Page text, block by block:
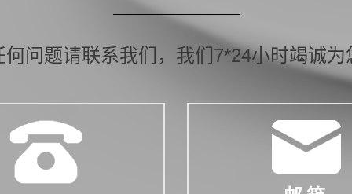
何问题请联系我们，我们7*24小时竭诚为